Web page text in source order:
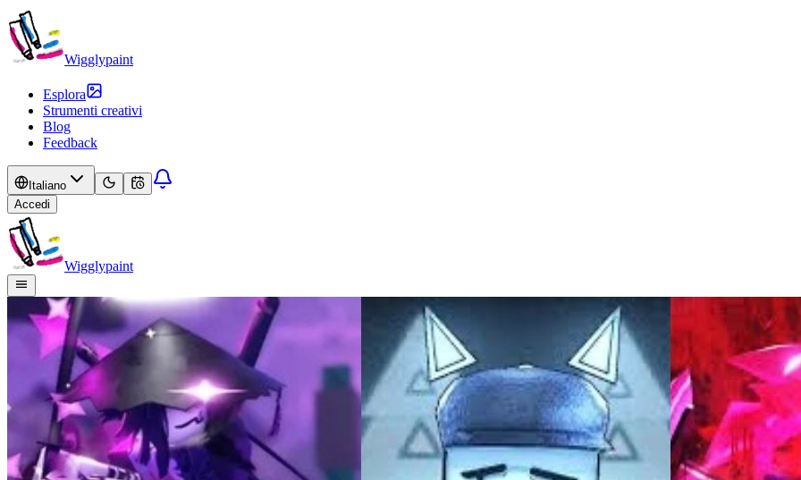
Wigglypaint
Esplora
Strumenti creativi
Blog
Feedback
Italiano
Accedi
Wigglypaint